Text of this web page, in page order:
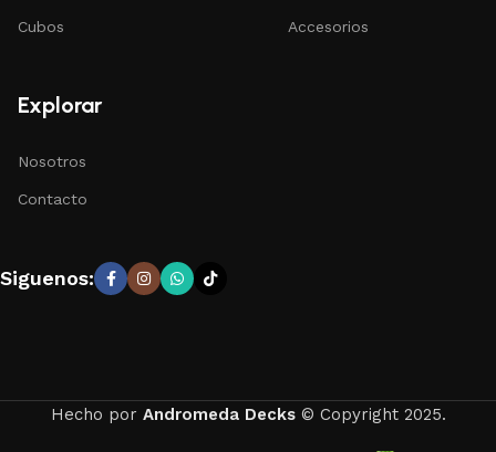
Cubos Accesorios
Explorar
Nosotros
Contacto
Siguenos:
Hecho por Andromeda Decks© Copyright 2025.